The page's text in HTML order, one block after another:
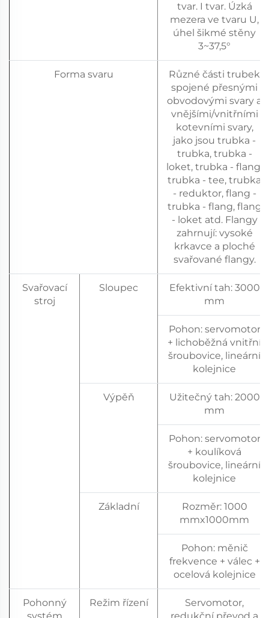
tvar. I tvar. Úzká
mezera ve tvaru U,
úhel šikmé stěny
3~37,5°
Forma svaru
Různé části trubek
spojené přesnými
obvodovými svary a
vnějšími/vnitřními
kotevními svary,
jako jsou trubka -
trubka, trubka -
loket, trubka - flang,
trubka - tee, trubka
- reduktor, flang -
trubka - flang, flang
- loket atd. Flangy
zahrnují: vysoké
krkavce a ploché
svařované flangy.
Svařovací
stroj
Sloupec
Efektivní tah: 3000
mm
Pohon: servomotor
+ lichoběžná vnitřní
šroubovice, lineární
kolejnice
Výpěň
Užitečný tah: 2000
mm
Pohon: servomotor
+ koulíková
šroubovice, lineární
kolejnice
Základní
Rozměr: 1000
mmx1000mm
Pohon: měnič
frekvence + válec +
ocelová kolejnice
Pohonný
Režim řízení
Servomotor,